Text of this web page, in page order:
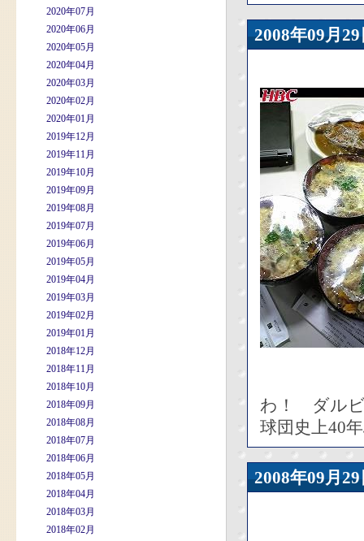
2020年07月
2020年06月
2020年05月
2020年04月
2020年03月
2020年02月
2020年01月
2019年12月
2019年11月
2019年10月
2019年09月
2019年08月
2019年07月
2019年06月
2019年05月
2019年04月
2019年03月
2019年02月
2019年01月
2018年12月
2018年11月
2018年10月
2018年09月
2018年08月
2018年07月
2018年06月
2018年05月
2018年04月
2018年03月
2018年02月
2008年09
わ！ ダルビ
球団史上40
2008年09